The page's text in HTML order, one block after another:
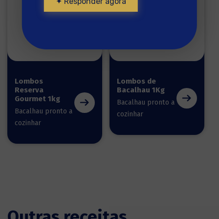
Lombos
Reserva
Gourmet 1kg
Bacalhau pronto a
cozinhar
Lombos de
Bacalhau 1Kg
Bacalhau pronto a
cozinhar